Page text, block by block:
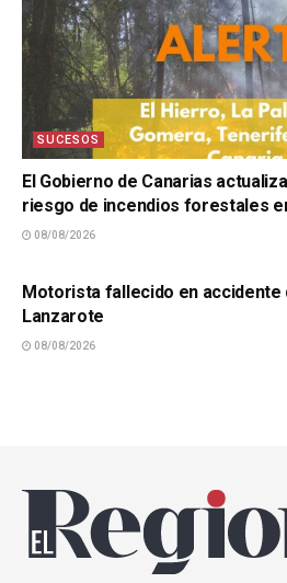
SUCESOS
El Gobierno de Canarias
riesgo de incendios forestales
08/08/2026
Motorista fallecido en
Lanzarote
08/08/2026